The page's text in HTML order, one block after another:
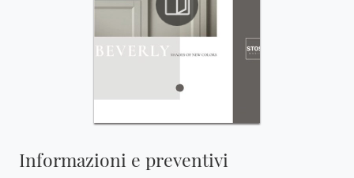
Informazioni e preventivi